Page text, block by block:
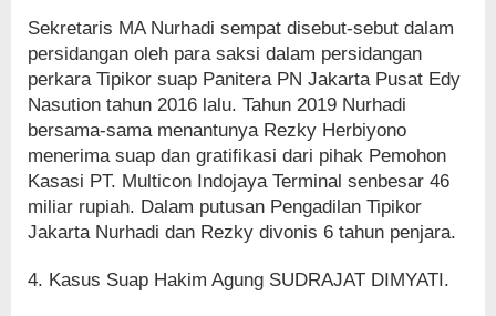
Sekretaris MA Nurhadi sempat disebut-sebut dalam
persidangan oleh para saksi dalam persidangan
perkara Tipikor suap Panitera PN Jakarta Pusat Edy
Nasution tahun 2016 lalu. Tahun 2019 Nurhadi
bersama-sama menantunya Rezky Herbiyono
menerima suap dan gratifikasi dari pihak Pemohon
Kasasi PT. Multicon Indojaya Terminal senbesar 46
miliar rupiah. Dalam putusan Pengadilan Tipikor
Jakarta Nurhadi dan Rezky divonis 6 tahun penjara.
4. Kasus Suap Hakim Agung SUDRAJAT DIMYATI.